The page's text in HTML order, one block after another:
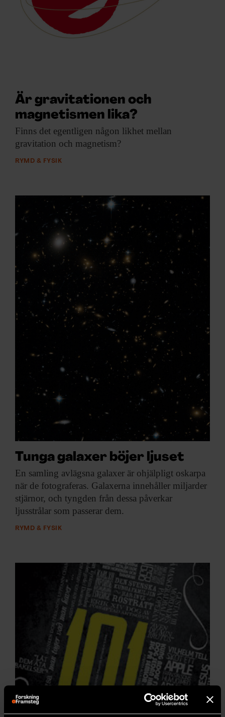
Är gravitationen och
magnetismen lika?
Finns det egentligen någon likhet mellan
gravitation och magnetism?
RYMD & FYSIK
Tunga galaxer böjer ljuset
En samling avlägsna galaxer är ohjälpligt oskarpa
när de fotograferas. Galaxerna innehåller miljarder
stjärnor, och tyngden från dessa påverkar
ljusstrålar som passerar dem.
RYMD & FYSIK